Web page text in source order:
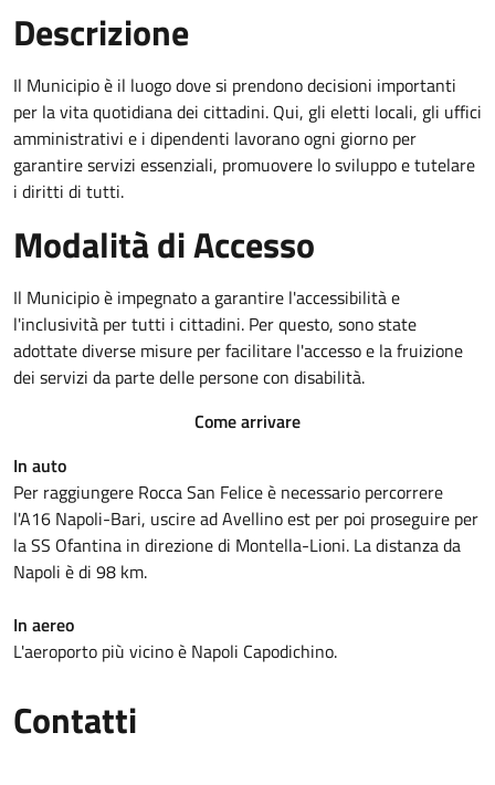
Descrizione
Il Municipio è il luogo dove si prendono decisioni importanti
per la vita quotidiana dei cittadini. Qui, gli eletti locali, gli uffici
amministrativi e i dipendenti lavorano ogni giorno per
garantire servizi essenziali, promuovere lo sviluppo e tutelare
i diritti di tutti.
Modalità di Accesso
Il Municipio è impegnato a garantire l'accessibilità e
l'inclusività per tutti i cittadini. Per questo, sono state
adottate diverse misure per facilitare l'accesso e la fruizione
dei servizi da parte delle persone con disabilità.
Come arrivare
In auto
Per raggiungere Rocca San Felice è necessario percorrere
l'A16 Napoli-Bari, uscire ad Avellino est per poi proseguire per
la SS Ofantina in direzione di Montella-Lioni. La distanza da
Napoli è di 98 km.
In aereo
L'aeroporto più vicino è Napoli Capodichino.
Contatti